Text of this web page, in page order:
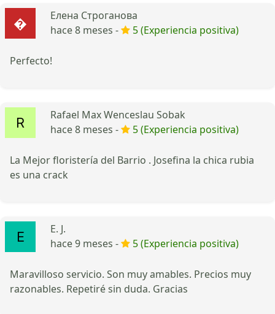
Елена Строганова
hace 8 meses -
5 (Experiencia positiva)
Perfecto!
Rafael Max Wenceslau Sobak
hace 8 meses -
5 (Experiencia positiva)
La Mejor floristería del Barrio . Josefina la chica rubia
es una crack
E. J.
hace 9 meses -
5 (Experiencia positiva)
Maravilloso servicio. Son muy amables. Precios muy
razonables. Repetiré sin duda. Gracias